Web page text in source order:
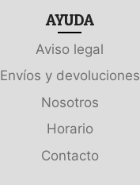
AYUDA
Aviso legal
Envíos y devoluciones
Nosotros
Horario
Contacto